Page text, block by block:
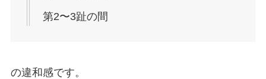
第2〜3趾の間
の違和感です。